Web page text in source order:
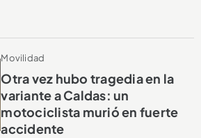
Movilidad
Otra vez hubo tragedia en la
variante a Caldas: un
motociclista murió en fuerte
accidente